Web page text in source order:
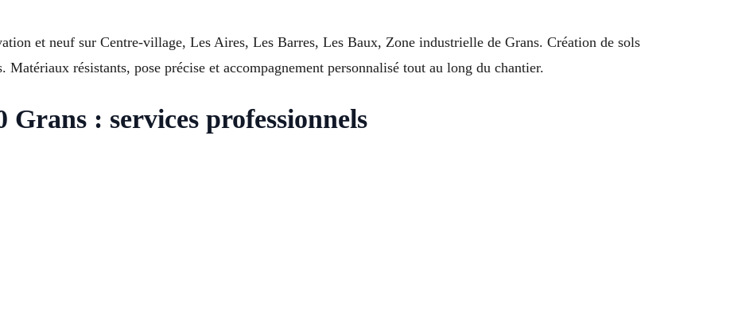
et neuf sur Centre-village, Les Aires, Les Barres, Les Baux, Zone industrielle de Grans. Création de sols
Matériaux résistants, pose précise et accompagnement personnalisé tout au long du chantier.
Grans : services professionnels